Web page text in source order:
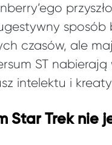
sposób
czasów, ale
ST
intelektu i
Star Trek nie